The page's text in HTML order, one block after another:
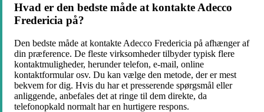
Hvad er den bedste måde at kontakte Adecco
Fredericia på?
Den bedste måde at kontakte Adecco Fredericia på afhænger af
din præference. De fleste virksomheder tilbyder typisk flere
kontaktmuligheder, herunder telefon, e-mail, online
kontaktformular osv. Du kan vælge den metode, der er mest
bekvem for dig. Hvis du har et presserende spørgsmål eller
anliggende, anbefales det at ringe til dem direkte, da
telefonopkald normalt har en hurtigere respons.